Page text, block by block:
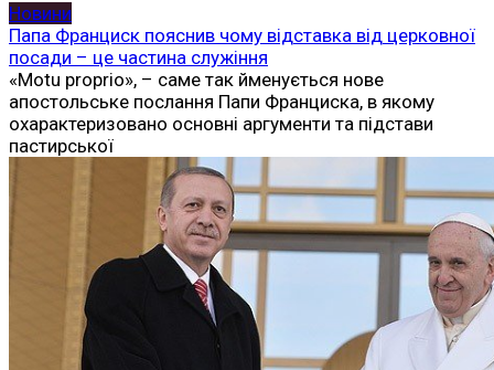
Новини
Папа Франциск пояснив чому відставка від церковної
посади – це частина служіння
«Motu proprio», – саме так йменується нове
апостольське послання Папи Франциска, в якому
охарактеризовано основні аргументи та підстави
пастирської